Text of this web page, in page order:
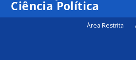
Ciência Política
Área Restrita